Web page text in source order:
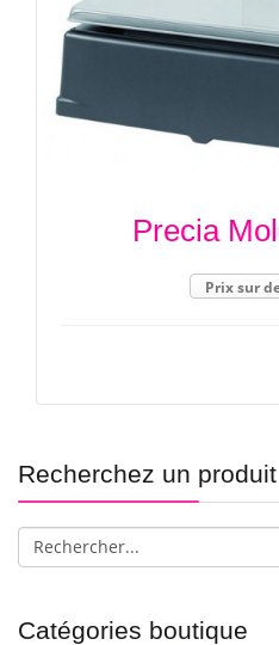
Precia
Prix sur
Recherchez un produit
Catégories boutique